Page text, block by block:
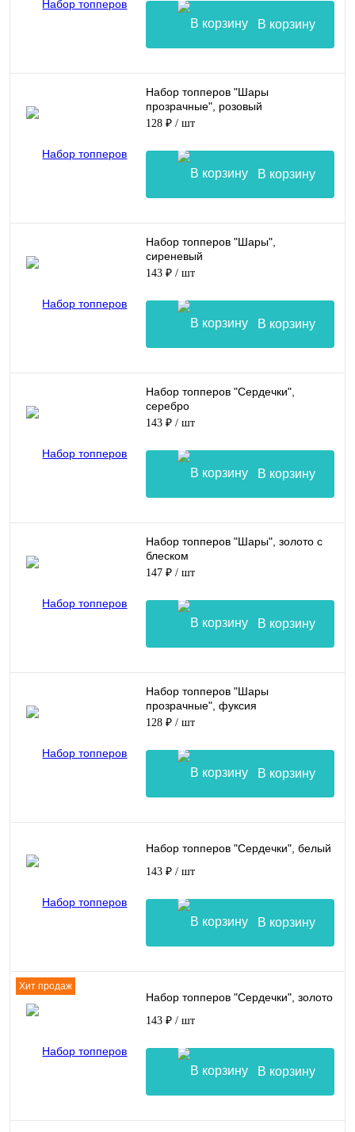
В корзину
Набор топперов "Шары
прозрачные", розовый
128 ₽ / шт
В корзину
Набор топперов "Шары",
сиреневый
143 ₽ / шт
В корзину
Набор топперов "Сердечки",
серебро
143 ₽ / шт
В корзину
Набор топперов "Шары", золото с
блеском
147 ₽ / шт
В корзину
Набор топперов "Шары
прозрачные", фуксия
128 ₽ / шт
В корзину
Набор топперов "Сердечки", белый
143 ₽ / шт
В корзину
Хит продаж
Набор топперов "Сердечки", золото
143 ₽ / шт
В корзину